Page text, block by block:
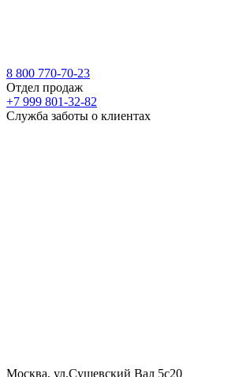
8 800 770-70-23
Отдел продаж
+7 999 801-32-82
Служба заботы о клиентах
Москва, ул.Сущевский Вал 5с20